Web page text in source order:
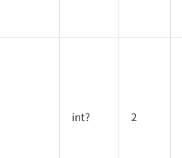
int? 2